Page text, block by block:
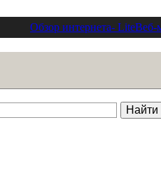
Обзор интернета- LiteВеб-